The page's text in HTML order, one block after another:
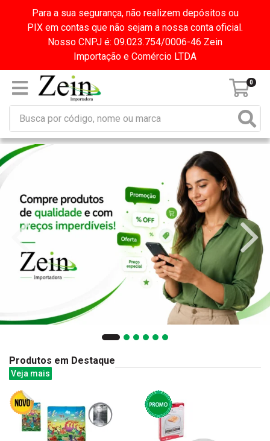
Para a sua segurança, não realizem depósitos ou
PIX em contas que não sejam a nossa conta oficial.
Nosso CNPJ é: 09.023.754/0006-46 Zein
Importação e Comércio LTDA
0
Produtos em Destaque
Veja mais